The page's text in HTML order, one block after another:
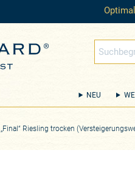
NEU
„Final“ Riesling trocken